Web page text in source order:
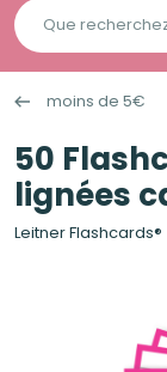
Que
recherchez-
vous
?
moins de 5€
50
lignées
Leitner Flashcards®